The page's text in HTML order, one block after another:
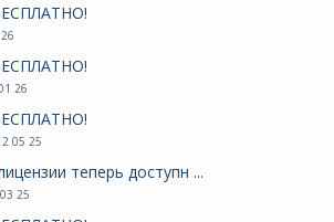
26
05 25
теперь доступн ...
25